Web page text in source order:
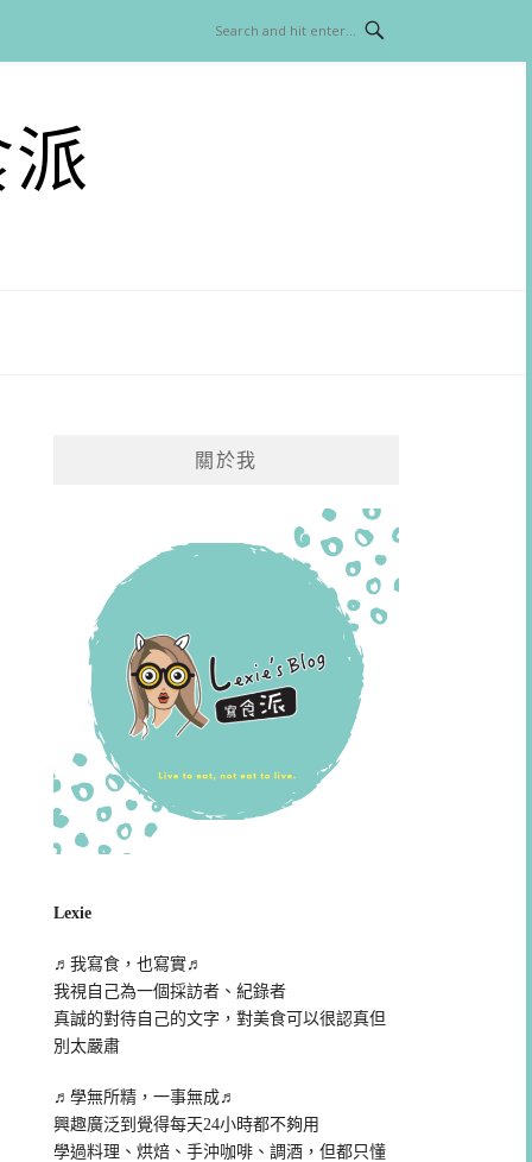
關於我
Lexie
♬我寫食，也寫實♬
我視自己為一個採訪者、紀錄者
真誠的對待自己的文字，對美食可以很認真但
別太嚴肅
♬學無所精，一事無成♬
興趣廣泛到覺得每天24小時都不夠用
學過料理、烘焙、手沖咖啡、調酒，但都只懂